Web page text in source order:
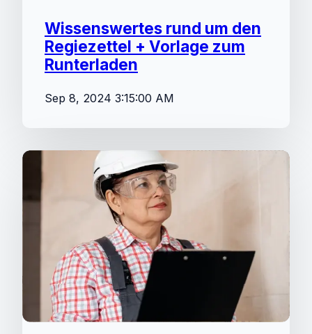
Wissenswertes rund um den
Regiezettel + Vorlage zum
Runterladen
Sep 8, 2024 3:15:00 AM